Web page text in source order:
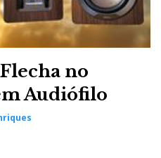
no
Audiófilo